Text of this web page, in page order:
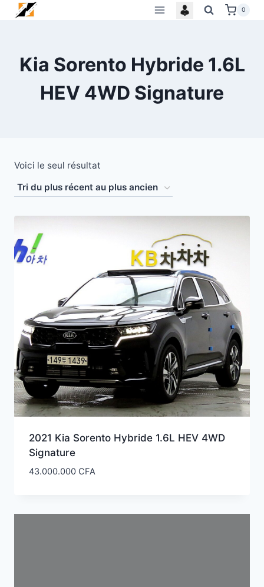
Skip
0
Kia Sorento Hybride 1.6L
HEV 4WD Signature
Voici le seul résultat
2021 Kia Sorento Hybride 1.6L HEV 4WD
Signature
43.000.000 CFA